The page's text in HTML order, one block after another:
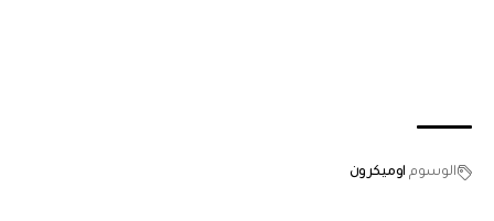
الوسوم اوميكرون